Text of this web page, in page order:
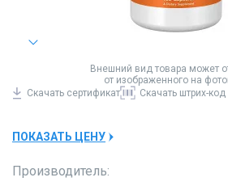
Внешний вид товара может
от изображенного на
Скачать сертификат Скачать штрих-код
ПОКАЗАТЬ ЦЕНУ
Производитель: